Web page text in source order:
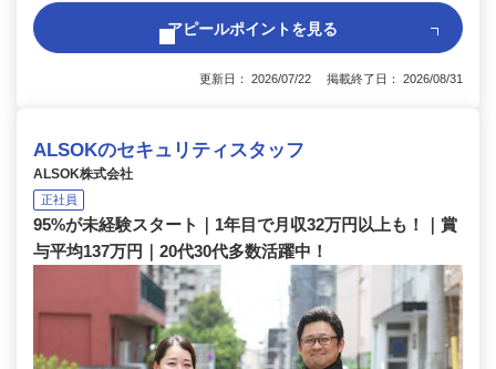
アピールポイントを見る
更新日： 2026/07/22 掲載終了日： 2026/08/31
ALSOKのセキュリティスタッフ
ALSOK株式会社
正社員
95%が未経験スタート｜1年目で月収32万円以上も！｜賞
与平均137万円｜20代30代多数活躍中！